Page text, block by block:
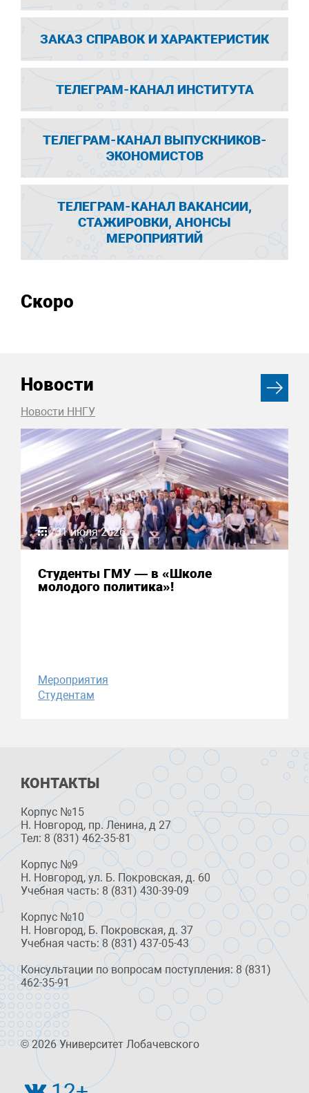
ЗАКАЗ СПРАВОК И ХАРАКТЕРИСТИК
ТЕЛЕГРАМ-КАНАЛ ИНСТИТУТА
ТЕЛЕГРАМ-КАНАЛ ВЫПУСКНИКОВ-
ЭКОНОМИСТОВ
ТЕЛЕГРАМ-КАНАЛ ВАКАНСИИ,
СТАЖИРОВКИ, АНОНСЫ
МЕРОПРИЯТИЙ
Скоро
Новости
Новости ННГУ
31 июля 2026
Студенты ГМУ — в «Школе
молодого политика»!
Мероприятия
Студентам
КОНТАКТЫ
Корпус №15
Н. Новгород, пр. Ленина, д 27
Тел: 8 (831) 462-35-81
Корпус №9
Н. Новгород, ул. Б. Покровская, д. 60
Учебная часть: 8 (831) 430-39-09
Корпус №10
Н. Новгород, Б. Покровская, д. 37
Учебная часть: 8 (831) 437-05-43
Консультации по вопросам поступления: 8 (831)
462-35-91
© 2026 Университет Лобачевского